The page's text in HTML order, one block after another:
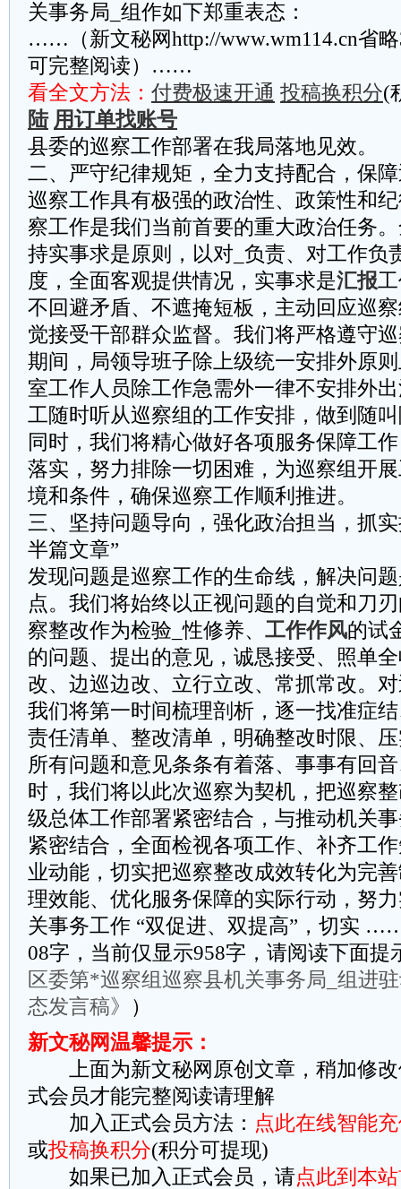
关事务局_组作如下郑重表态：
……（新文秘网http://www.wm114.cn省
可完整阅读）……
看全文方法： 付费极速开通 投稿换积分(
陆 用订单找账号
县委的巡察工作部署在我局落地见效。
二、严守纪律规矩，全力支持配合，保
巡察工作具有极强的政治性、政策性和
察工作是我们当前首要的重大政治任务
持实事求是原则，以对_负责、对工作负
度，全面客观提供情况，实事求是汇报
不回避矛盾、不遮掩短板，主动回应巡
觉接受干部群众监督。我们将严格遵守
期间，局领导班子除上级统一安排外原
室工作人员除工作急需外一律不安排外
工随时听从巡察组的工作安排，做到随
同时，我们将精心做好各项服务保障工
落实，努力排除一切困难，为巡察组开
境和条件，确保巡察工作顺利推进。
三、坚持问题导向，强化政治担当，抓
半篇文章”
发现问题是巡察工作的生命线，解决问
点。我们将始终以正视问题的自觉和刀
察整改作为检验_性修养、 工作作风的试
的问题、提出的意见，诚恳接受、照单
改、边巡边改、立行立改、常抓常改。
我们将第一时间梳理剖析，逐一找准症
责任清单、整改清单，明确整改时限、
所有问题和意见条条有着落、事事有回
时，我们将以此次巡察为契机，把巡察
级总体工作部署紧密结合，与推动机关
紧密结合，全面检视各项工作、补齐工
业动能，切实把巡察整改成效转化为完
理效能、优化服务保障的实际行动，努
关事务工作 “双促进、双提高”，切实
08字，当前仅显示958字，请阅读下面提
区委第*巡察组巡察县机关事务局_组进
态发言稿》
）
新文秘网温馨提示：
上面为新文秘网原创文章，稍加修改
式会员才能完整阅读请理解
加入正式会员方法： 点此在线智能
或投稿换积分(积分可提现)
如果已加入正式会员，请点此到本